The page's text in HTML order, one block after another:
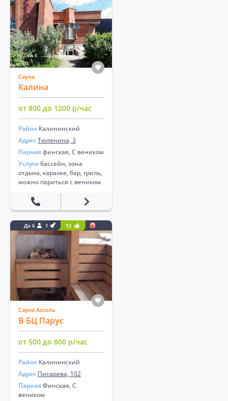
Сауна
Калина
от 800 до 1200 р/час
Район Калининский
АдресТюленина, 3
Парная финская, С веником
Услуги бассейн, зона
отдыха, караоке, бар, гриль,
можно париться с веником
До 6 1 92
Сауна Ассоль
В БЦ Парус
от 500 до 800 р/час
Район Калининский
Адрес Писарева, 102
Парная Финская, С
веником